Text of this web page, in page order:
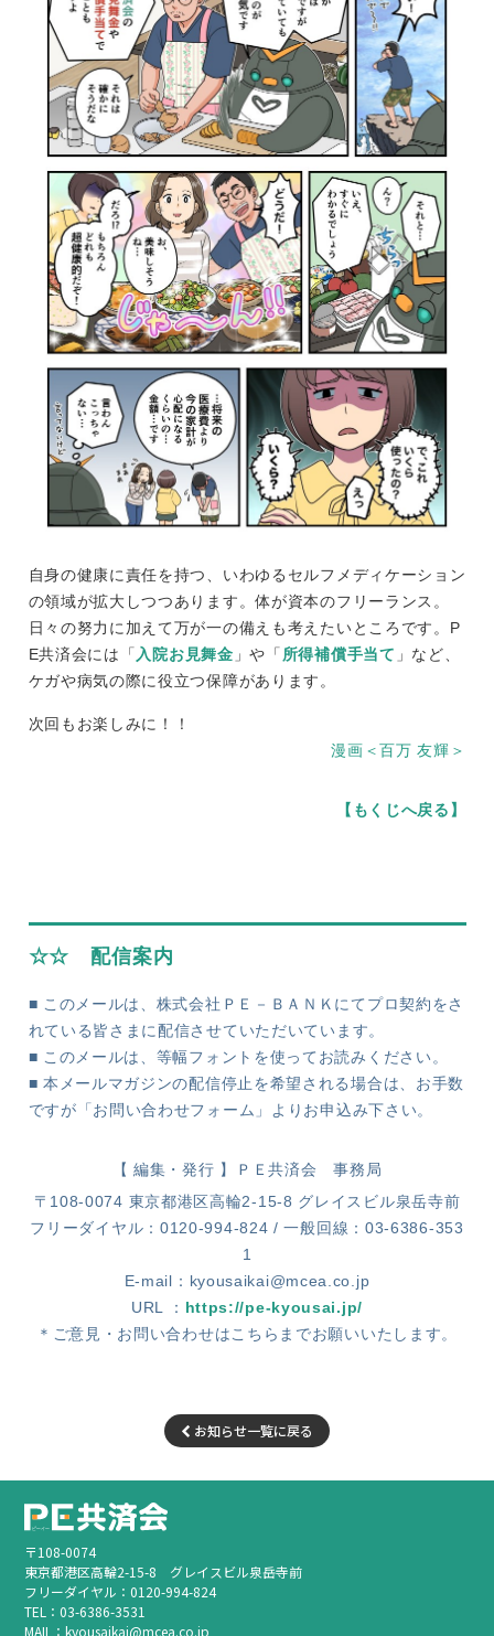
自身の健康に責任を持つ、いわゆるセルフメディケーション
の領域が拡大しつつあります。体が資本のフリーランス。
日々の努力に加えて万が一の備えも考えたいところです。P
E共済会には「 入院お見舞金 」や「 所得補償手当て 」など、
ケガや病気の際に役立つ保障があります。
次回もお楽しみに！！
漫画＜百万 友輝＞
【もくじへ戻る】
☆☆ 配信案内
■ このメールは、株式会社ＰＥ－ＢＡＮＫにてプロ契約をさ
れている皆さまに配信させていただいています。
■ このメールは、等幅フォントを使ってお読みください。
■ 本メールマガジンの配信停止を希望される場合は、お手数
ですが「お問い合わせフォーム」よりお申込み下さい。
【 編集・発行 】ＰＥ共済会 事務局
〒108-0074 東京都港区高輪2-15-8 グレイスビル泉岳寺前
フリーダイヤル：0120-994-824 / 一般回線：03-6386-353
1
E-mail：kyousaikai@mcea.co.jp
URL ： https://pe-kyousai.jp/
＊ご意見・お問い合わせはこちらまでお願いいたします。
お知らせ一覧に戻る
〒108-0074
東京都港区高輪2-15-8 グレイスビル泉岳寺前
フリーダイヤル：0120-994-824
TEL：03-6386-3531
MAIL：kyousaikai@mcea.co.jp